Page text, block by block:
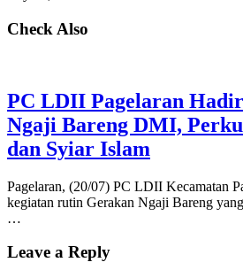
Check Also
PC LDII Pagelaran
Ngaji Bareng DMI,
dan Syiar Islam
Pagelaran, (20/07) PC LDII Kecamatan
kegiatan rutin Gerakan Ngaji Bareng
…
Leave a Reply